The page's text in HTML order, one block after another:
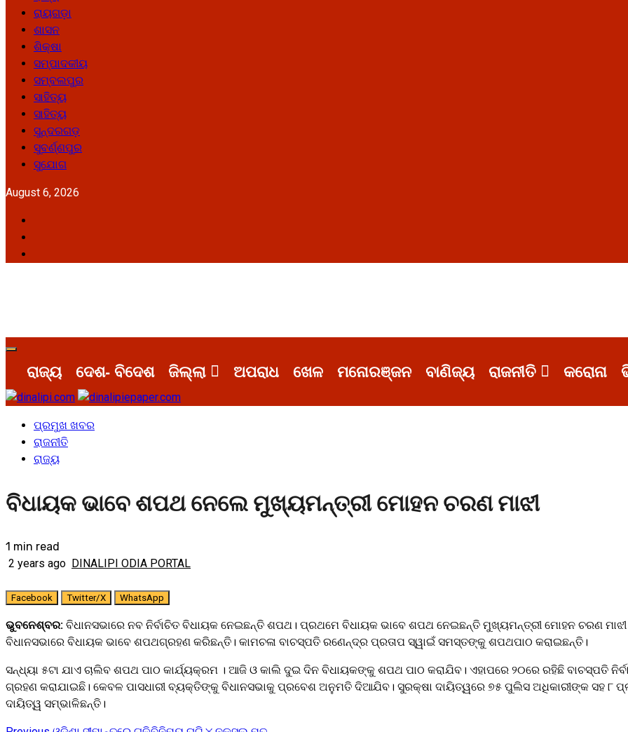
ରାୟଗଡ଼ା
ଶାସନ
ଶିକ୍ଷା
ସମ୍ପାଦକୀୟ
ସମ୍ବଲପୁର
ସାହିତ୍ୟ
ସାହିତ୍ୟ
ସୁନ୍ଦରଗଡ଼
ସୁବର୍ଣ୍ଣପୁର
ସୁଯୋଗ
August 6, 2026
Primary
Menuରାଜ୍ୟ ଦେଶ- ବିଦେଶ ଜିଲ୍ଲା ଅପରାଧ ଖେଳ ମନୋରଞ୍ଜନ ବାଣିଜ୍ୟ ରାଜନୀତି କରୋନା
ପ୍ରମୁଖ ଖବର
ରାଜନୀତି
ରାଜ୍ୟ
ବିଧାୟକ ଭାବେ ଶପଥ ନେଲେ ମୁଖ୍ୟମନ୍ତ୍ରୀ ମୋହନ ଚରଣ ମାଝୀ
1 min read
2 years ago DINALIPI ODIA PORTAL
Facebook Twitter/X WhatsApp
ଭୁବନେଶ୍ବର: ବିଧାନସଭାରେ ନବ ନିର୍ବାଚିତ ବିଧାୟକ ନେଇଛନ୍ତି ଶପଥ। ପ୍ରଥମେ ବିଧାୟକ ଭାବେ ଶପଥ ନେଇଛନ୍ତି ମୁଖ୍ୟମନ୍ତ୍ରୀ ମୋହନ ଚରଣ
ବିଧାନସଭାରେ ବିଧାୟକ ଭାବେ ଶପଥଗ୍ରହଣ କରିଛନ୍ତି। କାମଚଳା ବାଚସ୍ପତି ରଣେନ୍ଦ୍ର ପ୍ରତାପ ସ୍ୱାଇଁ ସମସ୍ତଙ୍କୁ ଶପଥପାଠ କରାଇଛନ୍ତି।
ସନ୍ଧ୍ୟା ୫ଟା ଯାଏ ଚାଲିବ ଶପଥ ପାଠ କାର୍ଯ୍ୟକ୍ରମ । ଆଜି ଓ କାଲି ଦୁଇ ଦିନ ବିଧାୟକଙ୍କୁ ଶପଥ ପାଠ କରାଯିବ। ଏହାପରେ ୨୦ରେ ରହିଛି ବାଚସ୍ପତି
ଗ୍ରହଣ କରାଯାଇଛି। କେବଳ ପାସଧାରୀ ବ୍ୟକ୍ତିଙ୍କୁ ବିଧାନସଭାକୁ ପ୍ରବେଶ ଅନୁମତି ଦିଆଯିବ। ସୁରକ୍ଷା ଦାୟିତ୍ୱରେ ୭୫ ପୁଲିସ ଅଧିକାରୀଙ୍କ ସହ ୮
ଦାୟିତ୍ୱ ସମ୍ଭାଳିଛନ୍ତି।